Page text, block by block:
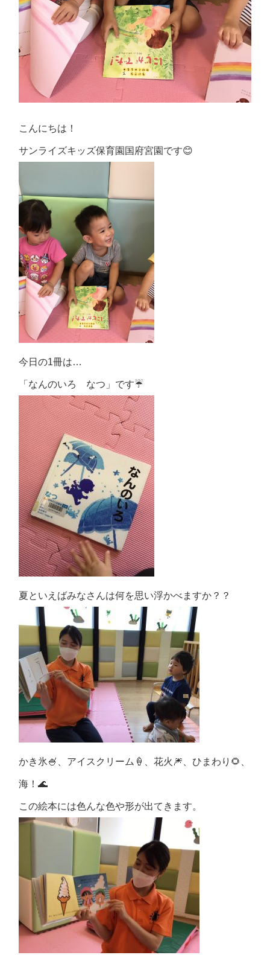
こんにちは！
サンライズキッズ保育園国府宮園です😊
今日の1冊は…
「なんのいろ なつ」です☔
夏といえばみなさんは何を思い浮かべますか？？
かき氷🍧、アイスクリーム🍦、花火🎆、ひまわり🌻、
海！🌊
この絵本には色んな色や形が出てきます。